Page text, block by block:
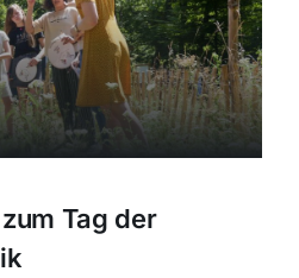
Tag der